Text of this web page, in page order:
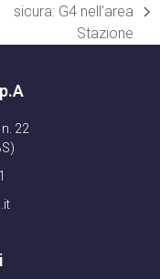
articolo
successivo:
sicura: G4 nell’area
Stazione
22